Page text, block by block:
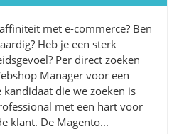
met e-commerce? Ben
Heb je een sterk
Per direct zoeken
Manager voor een
die we zoeken is
met een hart voor
klant. De Magento...